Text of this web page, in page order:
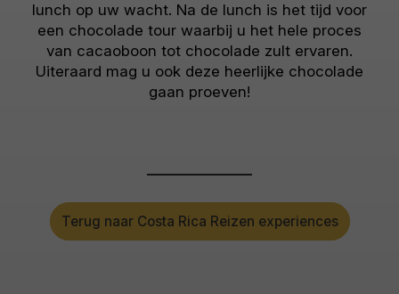
lunch op uw wacht. Na de lunch is het tijd voor
een chocolade tour waarbij u het hele proces
van cacaoboon tot chocolade zult ervaren.
Uiteraard mag u ook deze heerlijke chocolade
gaan proeven!
Terug naar Costa Rica Reizen experiences